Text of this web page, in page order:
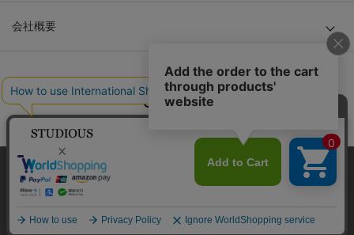
会社概要
© TOKYO BASE CO., LTD
当サイトはクッキー(cookie)を使用します。クッキーはサイト内
の一部の機能および、サイトの使用状況の分析からマーケティ
ング活動に利用することを目的としています。
プライバシーポリシーはこちら